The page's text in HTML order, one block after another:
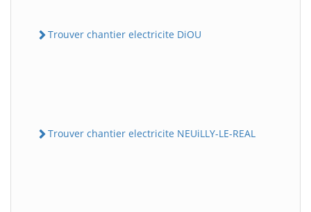
Trouver chantier electricite DiOU
Trouver chantier electricite NEUiLLY-LE-REAL